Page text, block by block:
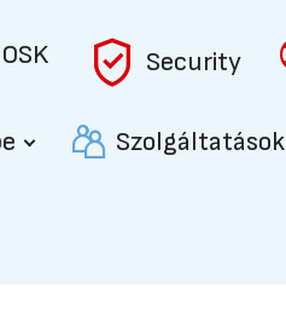
Security
Szolgáltatások